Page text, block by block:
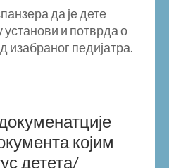
да је дете
и потврда о
изабраног педијатра.
којим
детета/